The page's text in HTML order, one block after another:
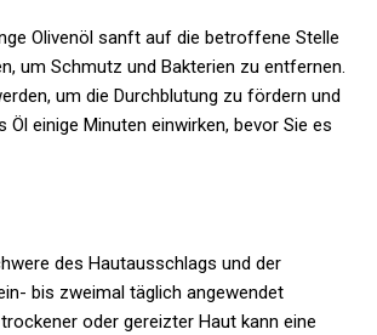
Olivenöl sanft auf die betroffene Stelle
um Schmutz und Bakterien zu entfernen.
um die Durchblutung zu fördern und
einige Minuten einwirken, bevor Sie es
des Hautausschlags und der
bis zweimal täglich angewendet
oder gereizter Haut kann eine